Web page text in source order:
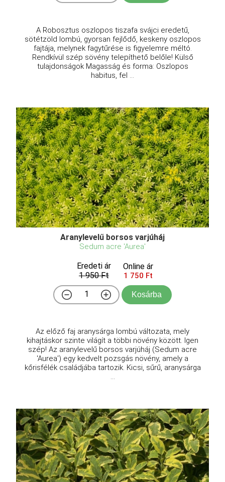
A Robosztus oszlopos tiszafa svájci eredetű,
sötétzöld lombú, gyorsan fejlődő, keskeny oszlopos
fajtája, melynek fagytűrése is figyelemre méltó.
Rendkívül szép sövény telepíthető belőle! Külső
tulajdonságok Magasság és forma: Oszlopos
habitus, fel ...
Aranylevelű borsos varjúháj
Sedum acre 'Aurea'
Eredeti ár
1 950 Ft
Online ár
1 750 Ft
Kosárba
Az előző faj aranysárga lombú változata, mely
kihajtáskor szinte világít a többi növény között. Igen
szép! Az aranylevelű borsos varjúháj (Sedum acre
'Aurea') egy kedvelt pozsgás növény, amely a
kőrisfélék családjába tartozik. Kicsi, sűrű, aranysárga
...